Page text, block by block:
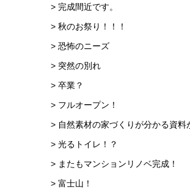
> 完成間近です。
> 秋のお祭り！！！
> 恐怖のニーズ
> 突然の別れ
> 卒業？
> フルオープン！
> 自然素材の家づくりが分かる資料
> 光るトイレ！？
> またもマンションリノベ完成！
> 富士山！